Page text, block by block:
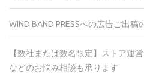
WIND BAND PRESSへの広告ご出稿
【数社または数名限定】ストア運
などのお悩み相談も承ります